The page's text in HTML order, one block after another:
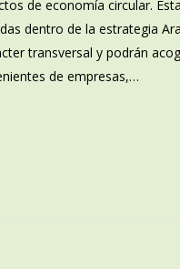
de economía circular.
dentro de la estrategia
transversal y podrán
de empresas,…